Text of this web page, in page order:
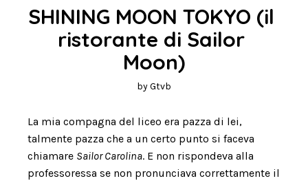
SHINING MOON TOKYO (il
ristorante di Sailor
Moon)
byGtvb
La mia compagna del liceo era pazza di lei,
talmente pazza che a un certo punto si faceva
chiamare Sailor Carolina. E non rispondeva alla
professoressa se non pronunciava correttamente il